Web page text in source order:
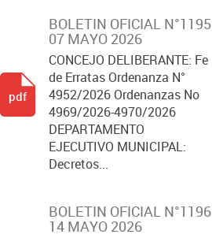
BOLETIN OFICIAL N°1195
07 MAYO 2026
CONCEJO DELIBERANTE: Fe
de Erratas Ordenanza N°
4952/2026 Ordenanzas No
4969/2026-4970/2026
DEPARTAMENTO
EJECUTIVO MUNICIPAL:
Decretos...
pdf
BOLETIN OFICIAL N°1196
14 MAYO 2026